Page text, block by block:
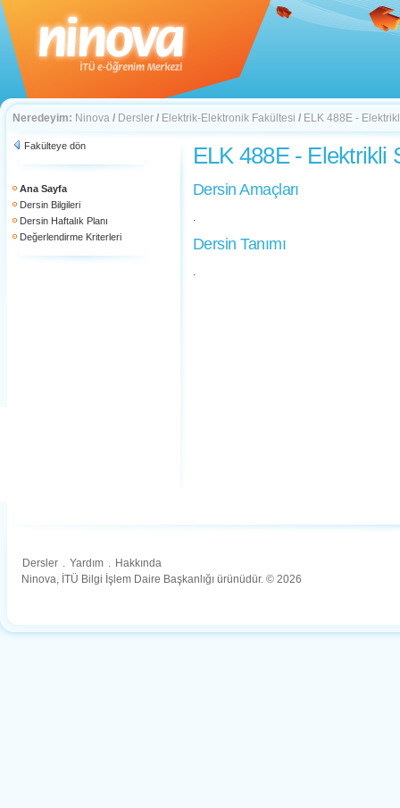
Neredeyim: Ninova / Dersler / Elektrik-Elektronik Fakültesi / ELK 488E -
Fakülteye dön
Ana Sayfa
Dersin Bilgileri
Dersin Haftalık Planı
Değerlendirme Kriterleri
ELK 488E - Elektrikli
Dersin Amaçları
.
Dersin Tanımı
.
Dersler . Yardım . Hakkında
Ninova, İTÜ Bilgi İşlem Daire Başkanlığı ürünüdür. © 2026